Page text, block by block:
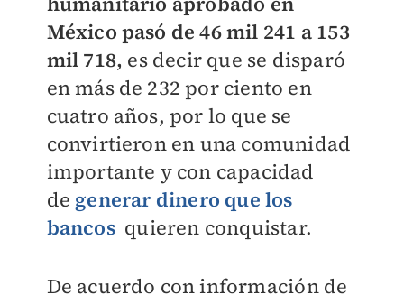
México pasó de 46 mil 241 a 153
mil 718, es decir que se disparó
en más de 232 por ciento en
cuatro años, por lo que se
convirtieron en una comunidad
importante y con capacidad
de generar dinero que los
bancos quieren conquistar.
De acuerdo con información de